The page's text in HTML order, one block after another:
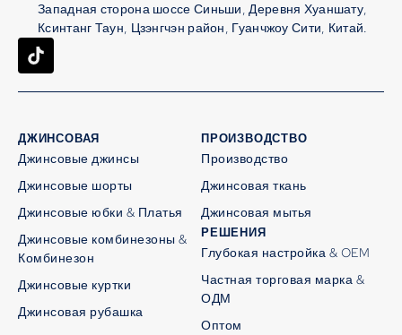
Западная сторона шоссе Синьши, Деревня Хуаншату,
Ксинтанг Таун, Цзэнгчэн район, Гуанчжоу Сити, Китай.
ДЖИНСОВАЯ
Джинсовые джинсы
Джинсовые шорты
Джинсовые юбки & Платья
Джинсовые комбинезоны &
Комбинезон
Джинсовые куртки
Джинсовая рубашка
ПРОИЗВОДСТВО
Производство
Джинсовая ткань
Джинсовая мытья
РЕШЕНИЯ
Глубокая настройка & OEM
Частная торговая марка &
ОДМ
Оптом